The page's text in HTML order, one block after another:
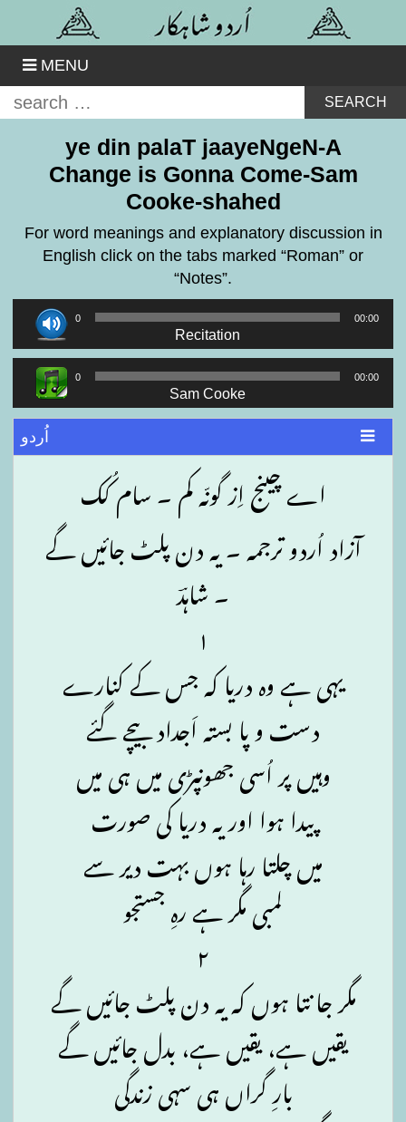
contentMENU
Search
for:
ye din palaT jaayeNgeN-A
Change is Gonna Come-Sam
Cooke-shahed
For word meanings and explanatory discussion in
English click on the tabs marked “Roman” or
“Notes”.
Audio
Player
00:00 00:00
Recitation
Audio
Player
00:00 00:00
Sam Cooke
اُردو
اے چینج اِز گونّہ کم ۔ سام کُک
آزاد اُردو ترجمہ ۔ یہ دن پلٹ جائیں گے
۔ شاہدؔ
۱
یہی ہے وہ دریا کہ جس کے کنارے
دست و پا بستہ اَجداد بیچے گئے
وہیں پر اُسی جھونپڑی میں ہی میں
پیدا ہوا اور یہ دریا کی صورت
میں چلتا رہا ہوں بہت دیر سے
لمبی مگر ہے رہِ جستجو
۲
مگر جانتا ہوں کہ یہ دن پلٹ جائیں گے
یقیں ہے، یقیں ہے، بدل جائیں گے
بارِ گراں ہی سہی زندگی